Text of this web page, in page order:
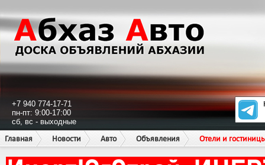
+7 940 774-17-71
пн-пт: 9:00-17:00
сб, вс - выходные
Главная
Новости Авто Объявления Отели и